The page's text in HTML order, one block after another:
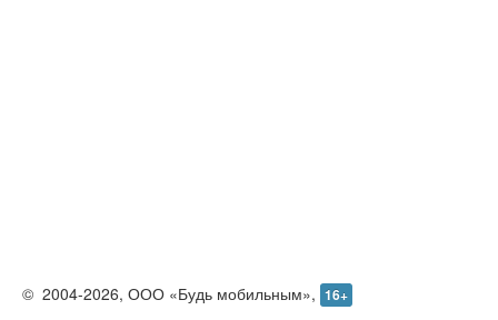
© 2004-2026, ООО «Будь мобильным», 16+